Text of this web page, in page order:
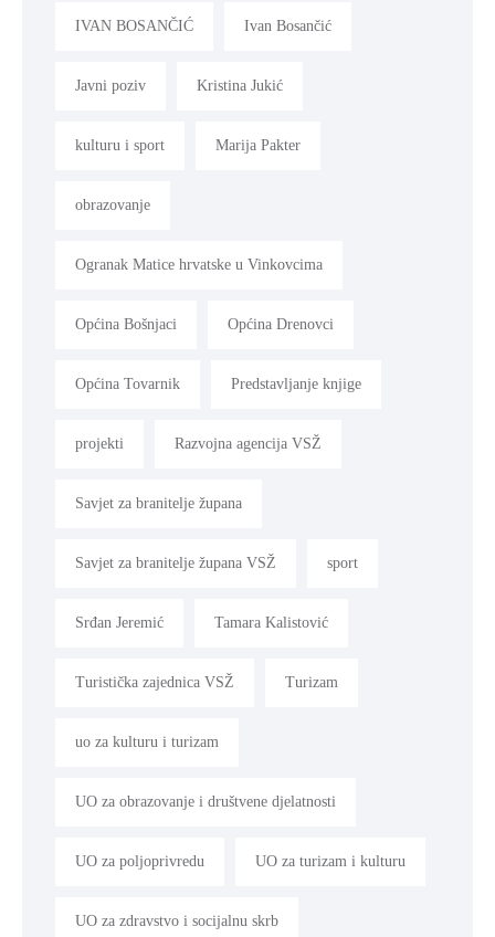
IVAN BOSANČIĆ Ivan Bosančić
Javni poziv Kristina Jukić
kulturu i sport Marija Pakter
obrazovanje
Ogranak Matice hrvatske u Vinkovcima
Općina Bošnjaci Općina Drenovci
Općina Tovarnik Predstavljanje knjige
projekti Razvojna agencija VSŽ
Savjet za branitelje župana
Savjet za branitelje župana VSŽ sport
Srđan Jeremić Tamara Kalistović
Turistička zajednica VSŽ Turizam
uo za kulturu i turizam
UO za obrazovanje i društvene djelatnosti
UO za poljoprivredu UO za turizam i kulturu
UO za zdravstvo i socijalnu skrb